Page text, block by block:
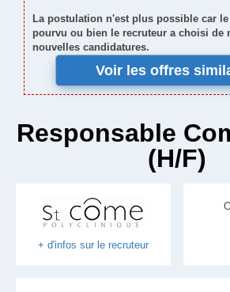
La postulation n'est plus possible car le
pourvu ou bien le recruteur a choisi de
nouvelles candidatures.
Voir les offres
Responsable
(H/F)
+ d'infos sur le recruteur